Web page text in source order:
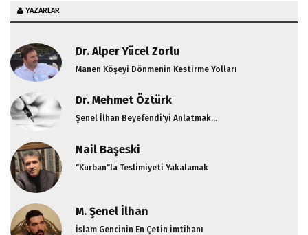
YAZARLAR
Dr. Alper Yücel Zorlu
Manen Köşeyi Dönmenin Kestirme Yolları
Dr. Mehmet Öztürk
Şenel İlhan Beyefendi'yi Anlatmak...
Nail Başeski
"Kurban"la Teslimiyeti Yakalamak
M. Şenel İlhan
İslam Gencinin En Çetin İmtihanı